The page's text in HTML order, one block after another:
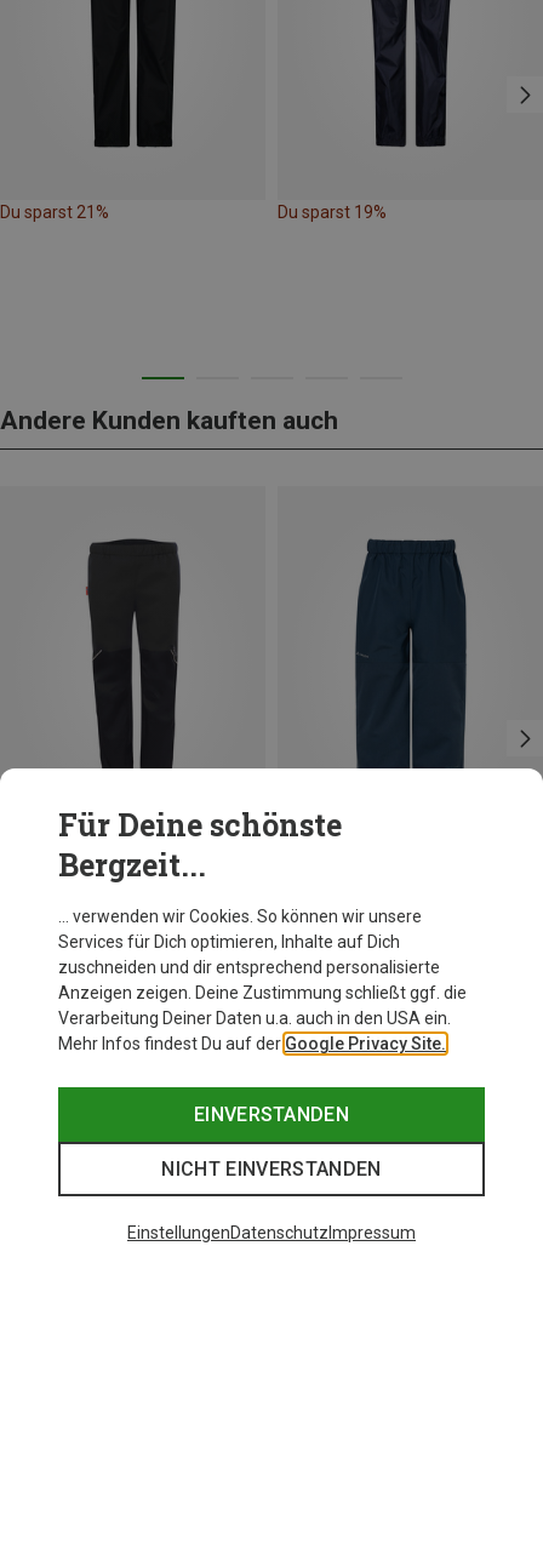
Du sparst 21% Du sparst 19%
Andere Kunden kauften auch
Du sparst bis 45%
Für Deine schönste
Bergzeit...
… verwenden wir Cookies. So können wir unsere
Services für Dich optimieren, Inhalte auf Dich
zuschneiden und dir entsprechend personalisierte
Anzeigen zeigen. Deine Zustimmung schließt ggf. die
Verarbeitung Deiner Daten u.a. auch in den USA ein.
Mehr Infos findest Du auf der Google Privacy Site.
EINVERSTANDEN
NICHT EINVERSTANDEN
EinstellungenDatenschutz Impressum